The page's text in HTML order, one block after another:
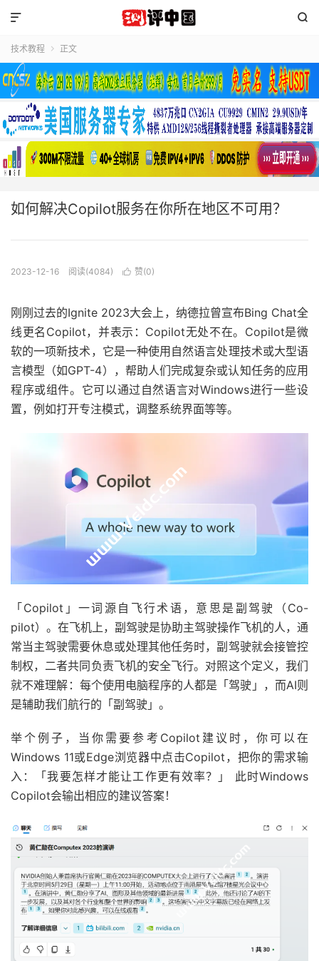


技术教程  正文
如何解决Copilot服务在你所在地区不可用？
2023-12-16 阅读(4084)  赞(0)
刚刚过去的Ignite 2023大会上，纳德拉曾宣布Bing Chat全
线更名Copilot，并表示：Copilot无处不在。Copilot是微
软的一项新技术，它是一种使用自然语言处理技术或大型语
言模型（如GPT-4），帮助人们完成复杂或认知任务的应用
程序或组件。它可以通过自然语言对Windows进行一些设
置，例如打开专注模式，调整系统界面等等。
「Copilot」一词源自飞行术语，意思是副驾驶（Co-
pilot）。在飞机上，副驾驶是协助主驾驶操作飞机的人，通
常当主驾驶需要休息或处理其他任务时，副驾驶就会接管控
制权，二者共同负责飞机的安全飞行。对照这个定义，我们
就不难理解：每个使用电脑程序的人都是「驾驶」，而AI则
是辅助我们航行的「副驾驶」。
举个例子，当你需要参考Copilot建议时，你可以在
Windows 11或Edge浏览器中点击Copilot，把你的需求输
入：「我要怎样才能让工作更有效率？」 此时Windows
Copilot会输出相应的建议答案！